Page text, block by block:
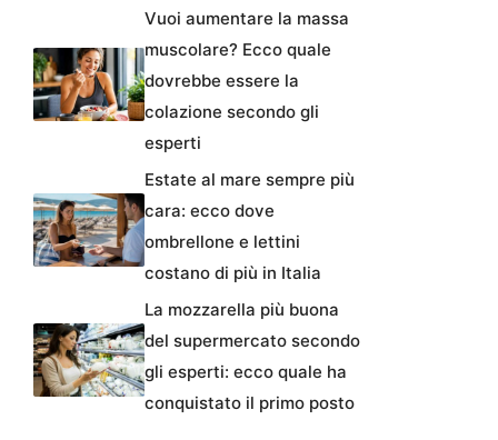
Vuoi aumentare la massa
muscolare? Ecco quale
dovrebbe essere la
colazione secondo gli
esperti
Estate al mare sempre più
cara: ecco dove
ombrellone e lettini
costano di più in Italia
La mozzarella più buona
del supermercato secondo
gli esperti: ecco quale ha
conquistato il primo posto